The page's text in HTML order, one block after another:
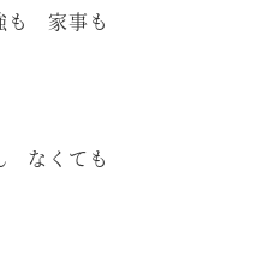
も 家事も
なくても